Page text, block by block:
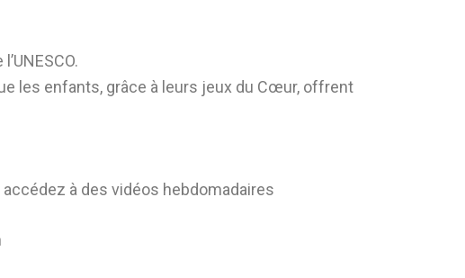
les enfants, grâce à leurs jeux du Cœur, offrent
à des vidéos hebdomadaires